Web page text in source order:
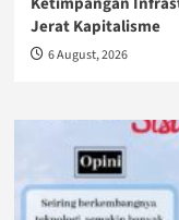
Jerat Kapitalisme
6 August, 2026